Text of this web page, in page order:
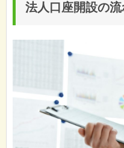
法人口座開設の